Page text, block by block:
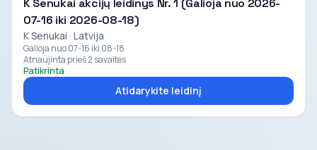
K Senukai akcijų leidinys Nr. 1 (Galioja nuo 2026-
07-16 iki 2026-08-18)
K Senukai · Latvija
Galioja nuo 07-16 iki 08-18
Atnaujinta prieš 2 savaites
Patikrinta
Atidarykite leidinį